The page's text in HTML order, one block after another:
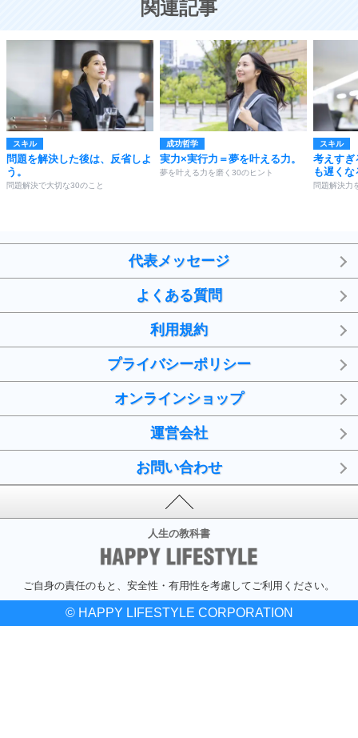
関連記事
スキル
問題を解決した後は、反省しよ
う。
問題解決で大切な30のこと
成功哲学
実力×実行力＝夢を叶える力。
夢を叶える力を磨く30のヒント
スキル
考えすぎ
も遅くな
問題解決力
代表メッセージ
よくある質問
利用規約
プライバシーポリシー
オンラインショップ
運営会社
お問い合わせ
人生の教科書
ご自身の責任のもと、安全性・有用性を考慮してご利用ください。
© HAPPY LIFESTYLE CORPORATION